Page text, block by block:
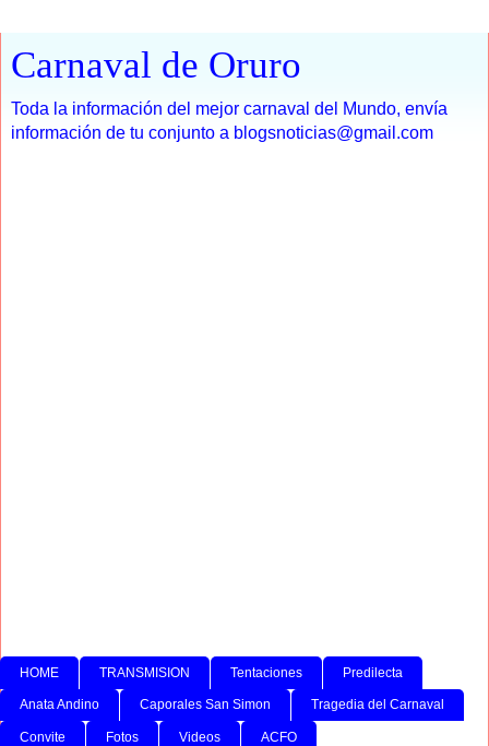
Carnaval de Oruro
Toda la información del mejor carnaval del Mundo, envía
información de tu conjunto a blogsnoticias@gmail.com
HOME TRANSMISION Tentaciones Predilecta
Anata Andino Caporales San Simon Tragedia del Carnaval
Convite Fotos Videos ACFO